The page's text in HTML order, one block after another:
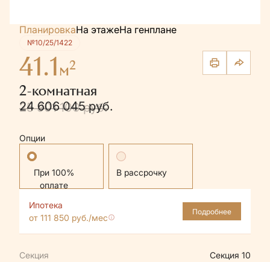
ПланировкаНа этажеНа генплане
№10/25/1422
41.1м2
2-комнатная
25 901 100 руб.
24 606 045 руб.
Опции
Стандартная В рассрочку
Ипотека
от 111 850 руб./мес
Подробнее
Секция
Секция 10